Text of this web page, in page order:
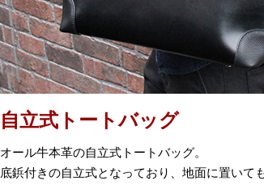
自立式トートバッグ
オール牛本革の自立式トートバッグ。
底鋲付きの自立式となっており、地面に置いて